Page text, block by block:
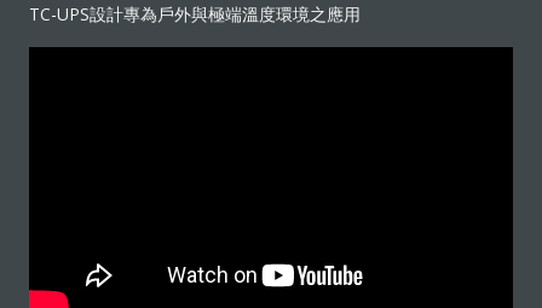
TC-UPS設計專為戶外與極端溫度環境之應用